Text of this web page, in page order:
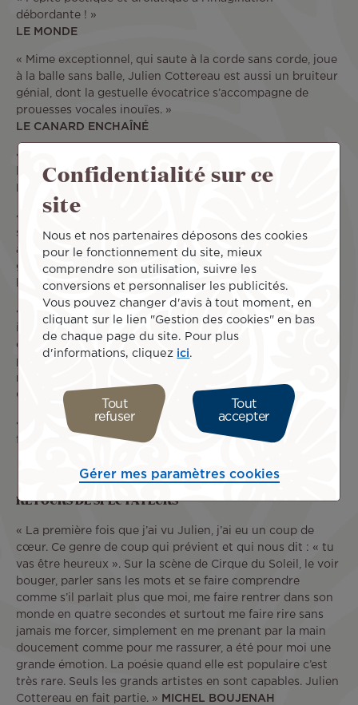
débordante ! »
LE MONDE
« Mime exceptionnel, qui saute à la corde sans corde, joue
à la balle sans balle, Julien Cottereau est aussi un bruiteur
génial, dont la gestuelle évocatrice s’accompagne de
prouesses vocales inouïes. »
LE CANARD ENCHAÎNÉ
« Julien Cottereau prend le public par la main pour
l’entraîner dans un état d’apesanteur poétique. »
« Julien Cottereau combines lively action and impressive
sounds to reveal the depths of his character’s imagination
and guides audiences in the small, intimate theatre trough
games, to encounters with animals and beasts, and on
heroic adventures.(…) »THE TIMES
« Équilibriste sans filet à la merci des réactions totalement
imprévisibles créées par le trac ou l’exaltation de ses
compagnons éphémères, Julien Cottereau nous entraîne
par des chemins chaque soir différents dans des mondes
naïfs, poétiques et finement comiques jusqu’à l’absurde.
C’est du grand art. »
LE POINT
« Parenthèse dans un monde irréel et poétique. À voir en
famille. »
PARIS CAPITALE
RETOURS DE SPECTATEURS
« La première fois que j’ai vu Julien, j’ai eu un coup de
cœur. Ce genre de coup qui prévient et qui nous dit : « tu
vas être heureux ». Sur la scène de Cirque du Soleil, le voir
bouger, parler sans les mots et se faire comprendre
comme s’il parlait plus que moi, me faire rentrer dans son
monde en quatre secondes et surtout me faire rire sans
jamais me forcer, simplement en me prenant par la main
doucement comme pour me rassurer, a été pour moi une
grande émotion. La poésie quand elle est populaire c’est
très rare. Seuls les grands artistes en sont capables. Julien
Cottereau en fait partie. »
MICHEL BOUJENAH
Confidentialité sur ce
site
Nous et nos partenaires déposons des cookies
pour le fonctionnement du site, mieux
comprendre son utilisation, suivre les
conversions et personnaliser les publicités.
Vous pouvez changer d'avis à tout moment, en
cliquant sur le lien "Gestion des cookies" en bas
de chaque page du site. Pour plus
d'informations, cliquez ici.
Tout
refuser
Tout
accepter
Gérer mes paramètres cookies